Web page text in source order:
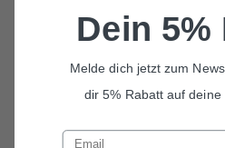
Dein 5%
Melde dich jetzt zum
dir 5% Rabatt auf deine